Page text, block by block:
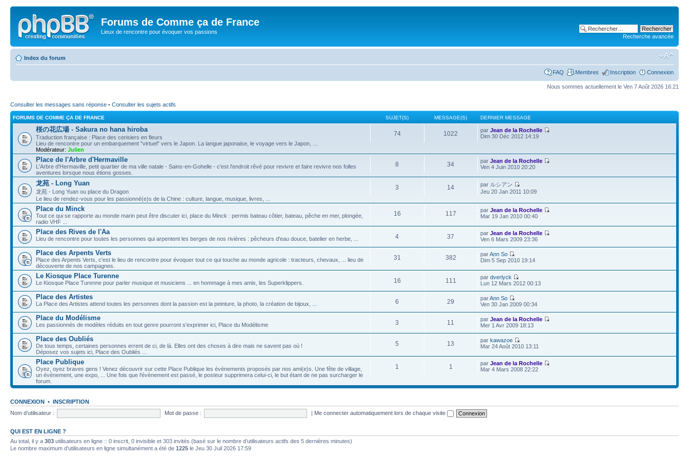
Forums de Comme ça de France
Lieux de rencontre pour évoquer vos passions
Recherche avancée
Index du forum
FAQ Membres Inscription Connexion
Nous sommes actuellement le Ven 7 Août 2026 16:21
Consulter les messages sans réponse • Consulter les sujets actifs
FORUMS DE COMME ÇA DE FRANCE SUJET(S) MESSAGE(S) DERNIER MESSAGE
桜の花広場 - Sakura no hana hiroba
Traduction française : Place des cerisiers en fleurs
Lieu de rencontre pour un embarquement "virtuel" vers le Japon. La langue japonaise, le voyage vers le Japon, ...
Modérateur: Julien
74 1022 parJean de la Rochelle
Dim 30 Déc 2012 14:19
Place de l'Arbre d'Hermaville
L'Arbre d'Hermaville, petit quartier de ma ville natale - Sains-en-Gohelle - c'est l'endroit rêvé pour revivre et faire revivre nos folles
aventures lorsque nous étions gosses.
8 34 parJean de la Rochelle
Ven 4 Juin 2010 20:20
龙苑 - Long Yuan
龙苑 - Long Yuan ou place du Dragon
Le lieu de rendez-vous pour les passionné(e)s de la Chine : culture, langue, musique, livres, ...
3 14
par ルシアン
Jeu 20 Jan 2011 10:09
Place du Minck
Tout ce qui se rapporte au monde marin peut être discuter ici, place du Minck : permis bateau côtier, bateau, pêche en mer, plongée,
radio VHF ...
16 117 parJean de la Rochelle
Mar 19 Jan 2010 00:40
Place des Rives de l'Aa
Lieu de rencontre pour toutes les personnes qui arpentent les berges de nos rivières : pêcheurs d'eau douce, batelier en herbe, ... 4 37 parJean de la Rochelle
Ven 6 Mars 2009 23:36
Place des Arpents Verts
Place des Arpents Verts, c'est le lieu de rencontre pour évoquer tout ce qui touche au monde agricole : tracteurs, chevaux, ... lieu de
découverte de nos campagnes.
31 382 parAnn So
Dim 5 Sep 2010 19:14
Le Kiosque Place Turenne
Le Kiosque Place Turenne pour parler musique et musiciens ... en hommage à mes amis, les Superklippers. 16 111 pardverlyck
Lun 12 Mars 2012 00:13
Place des Artistes
La Place des Artistes attend toutes les personnes dont la passion est la peinture, la photo, la création de bijoux, ... 6 29 parAnn So
Ven 30 Jan 2009 00:34
Place du Modélisme
Les passionnés de modèles réduits en tout genre pourront s'exprimer ici, Place du Modélisme 3 11 parJean de la Rochelle
Mer 1 Avr 2009 18:13
Place des Oubliés
De tous temps, certaines personnes errent de ci, de là. Elles ont des choses à dire mais ne savent pas où !
Déposez vos sujets ici, Place des Oubliés ...
5 13 parkawazoe
Mar 24 Août 2010 13:11
Place Publique
Oyez, oyez braves gens ! Venez découvrir sur cette Place Publique les évènements proposés par nos ami(e)s. Une fête de village,
un évènement, une expo, ... Une fois que l'évènement est passé, le posteur supprimera celui-ci, le but étant de ne pas surcharger le
forum.
1 1 parJean de la Rochelle
Mar 4 Mars 2008 22:22
CONNEXION • INSCRIPTION
Nom d’utilisateur :
Mot de passe : | Me connecter automatiquement lors de chaque visite
QUI EST EN LIGNE ?
Au total, il y a 303 utilisateurs en ligne :: 0 inscrit, 0 invisible et 303 invités (basé sur le nombre d’utilisateurs actifs des 5 dernières minutes)
Le nombre maximum d’utilisateurs en ligne simultanément a été de 1225 le Jeu 30 Juil 2026 17:59